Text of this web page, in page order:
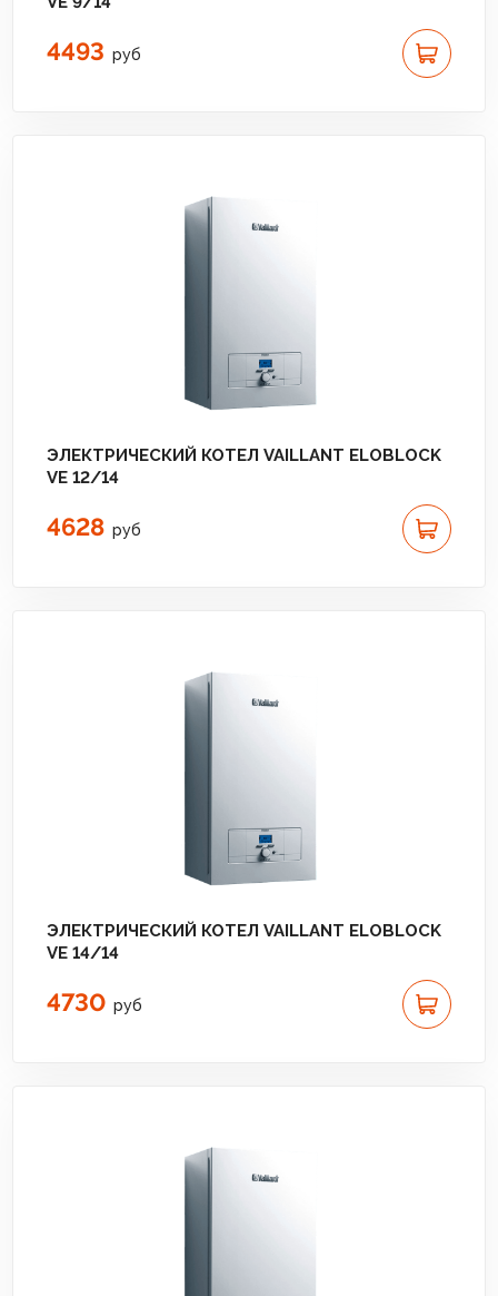
4493 руб
ЭЛЕКТРИЧЕСКИЙ КОТЕЛ VAILLANT ELOBLOCK
VE 12/14
4628 руб
ЭЛЕКТРИЧЕСКИЙ КОТЕЛ VAILLANT ELOBLOCK
VE 14/14
4730 руб